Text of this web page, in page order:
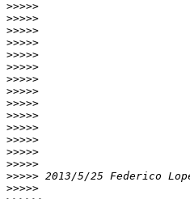
>>>>>
>>>>>
>>>>>
>>>>>
>>>>>
>>>>>
>>>>>
>>>>>
>>>>>
>>>>>
>>>>>
>>>>>
>>>>>
>>>>>
>>>>> 2013/5/25 Federico
>>>>>